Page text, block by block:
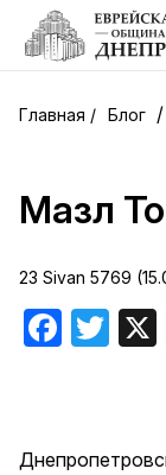
Блог /
Мазл
23 Sivan 5769
Facebook
Twitter